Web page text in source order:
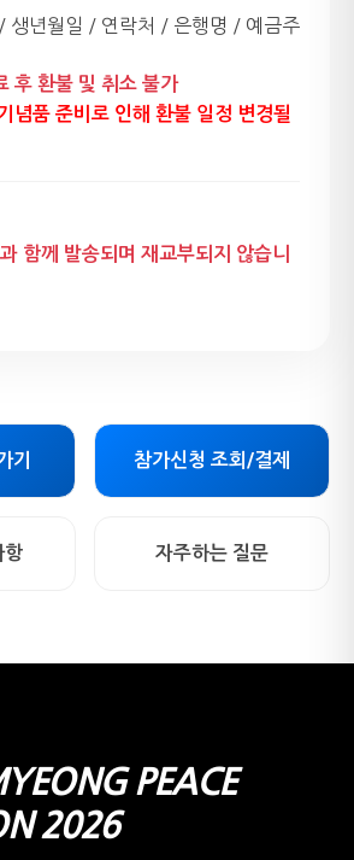
생년월일 / 연락처 / 은행명 / 예금주
후 환불 및 취소 불가
념품 준비로 인해 환불 일정 변경될
함께 발송되며 재교부되지 않습니
기 참가신청 조회/결제
항 자주하는 질문
PEACE
2026